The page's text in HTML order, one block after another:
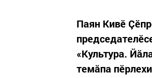
Паян Кивӗ
«Культура.
темăпа